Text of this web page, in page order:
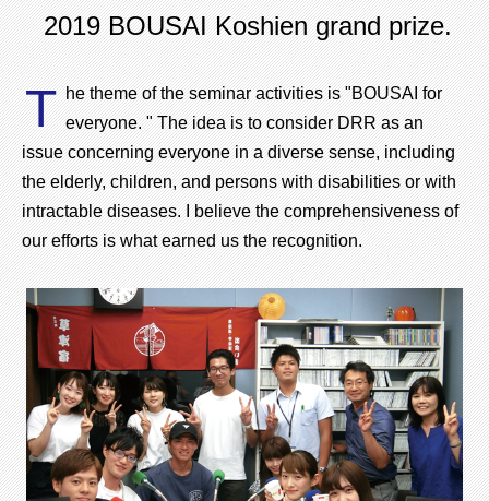
2019 BOUSAI Koshien grand prize.
T he theme of the seminar activities is "BOUSAI for
everyone. " The idea is to consider DRR as an
issue concerning everyone in a diverse sense, including
the elderly, children, and persons with disabilities or with
intractable diseases. I believe the comprehensiveness of
our efforts is what earned us the recognition.